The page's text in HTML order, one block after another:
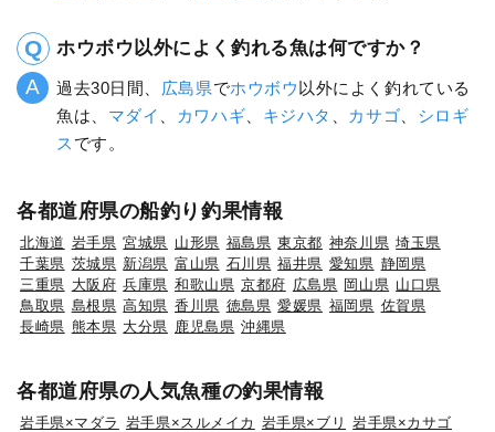
ホウボウ以外によく釣れる魚は何ですか？
過去30日間、 広島県でホウボウ 以外によく釣れている
魚は、 マダイ カワハギ キジハタ カサゴ
シロギ
ス です。
各都道府県の船釣り釣果情報
北海道 岩手県 宮城県 山形県 福島県 東京都 神奈川県 埼玉県
千葉県 茨城県 新潟県 富山県 石川県 福井県 愛知県 静岡県
三重県 大阪府 兵庫県 和歌山県 京都府 広島県 岡山県 山口県
鳥取県 島根県 高知県 香川県 徳島県 愛媛県 福岡県 佐賀県
長崎県 熊本県 大分県 鹿児島県 沖縄県
各都道府県の人気魚種の釣果情報
岩手県×マダラ 岩手県×スルメイカ 岩手県×ブリ
岩手県×カサゴ